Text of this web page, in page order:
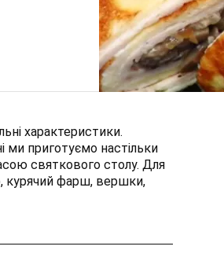
характеристики.
ми приготуємо настільки
святкового столу. Для
курячий фарш, вершки,